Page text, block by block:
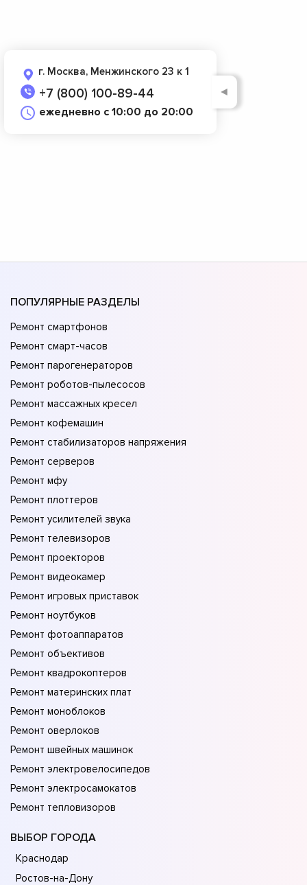
г. Москва, Менжинского 23 к 1
+7 (800) 100-89-44
ежедневно с 10:00 до 20:00
◄
ПОПУЛЯРНЫЕ РАЗДЕЛЫ
Ремонт смартфонов
Ремонт смарт-часов
Ремонт парогенераторов
Ремонт роботов-пылесосов
Ремонт массажных кресел
Ремонт кофемашин
Ремонт стабилизаторов напряжения
Ремонт серверов
Ремонт мфу
Ремонт плоттеров
Ремонт усилителей звука
Ремонт телевизоров
Ремонт проекторов
Ремонт видеокамер
Ремонт игровых приставок
Ремонт ноутбуков
Ремонт фотоаппаратов
Ремонт объективов
Ремонт квадрокоптеров
Ремонт материнских плат
Ремонт моноблоков
Ремонт оверлоков
Ремонт швейных машинок
Ремонт электровелосипедов
Ремонт электросамокатов
Ремонт тепловизоров
ВЫБОР ГОРОДА
Краснодар
Ростов-на-Дону